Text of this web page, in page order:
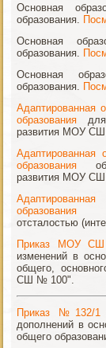
Основная
образования.
Основная
образования.
Основная
образования.
Адаптированная
образования для
развития МОУ
Адаптированная
образования
развития МОУ
образования
отсталостью
Приказ МОУ
изменений в
общего,
СШ № 100".
Приказ №132/1
дополнений в
общего